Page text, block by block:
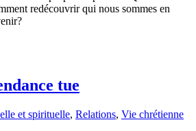
redécouvrir qui nous sommes en
tue
et spirituelle, Relations, Vie chrétienne